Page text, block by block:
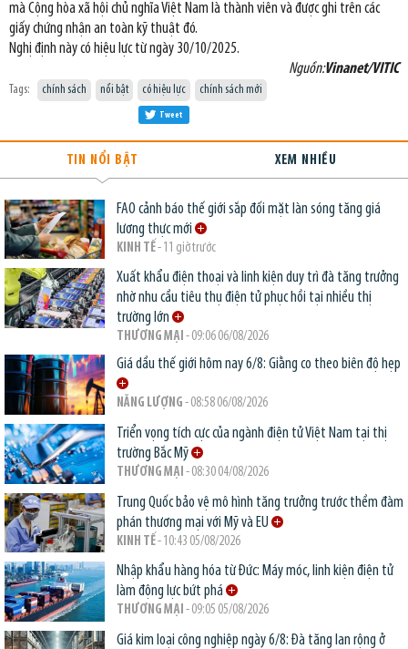
mà Cộng hòa xã hội chủ nghĩa Việt Nam là thành viên và được ghi trên các
giấy chứng nhận an toàn kỹ thuật đó.
Nghị định này có hiệu lực từ ngày 30/10/2025.
Nguồn:Vinanet/VITIC
Tags: chính sách nổi bật có hiệu lực chính sách mới
Tweet
TIN NỔI BẬT XEM NHIỀU
FAO cảnh báo thế giới sắp đối mặt làn sóng tăng giá
lương thực mới
KINH TẾ- 11 giờ trước
Xuất khẩu điện thoại và linh kiện duy trì đà tăng trưởng
nhờ nhu cầu tiêu thụ điện tử phục hồi tại nhiều thị
trường lớn
THƯƠNG MẠI - 09:06 06/08/2026
Giá dầu thế giới hôm nay 6/8: Giằng co theo biên độ hẹp
NĂNG LƯỢNG - 08:58 06/08/2026
Triển vọng tích cực của ngành điện tử Việt Nam tại thị
trường Bắc Mỹ
THƯƠNG MẠI - 08:30 04/08/2026
Trung Quốc bảo vệ mô hình tăng trưởng trước thềm đàm
phán thương mại với Mỹ và EU
KINH TẾ- 10:43 05/08/2026
Nhập khẩu hàng hóa từ Đức: Máy móc, linh kiện điện tử
làm động lực bứt phá
THƯƠNG MẠI - 09:05 05/08/2026
Giá kim loại công nghiệp ngày 6/8: Đà tăng lan rộng ở